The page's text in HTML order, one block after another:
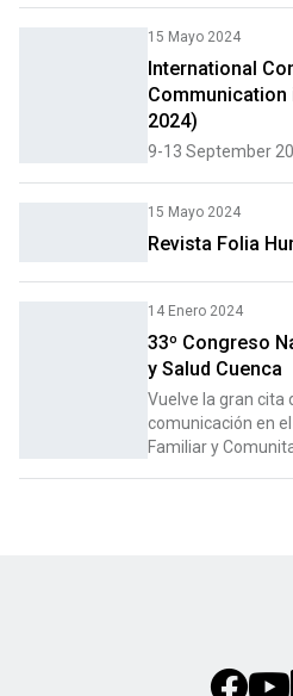
15 Mayo 2024
International
Communication
2024)
9-13 September
15 Mayo 2024
Revista Folia
14 Enero 2024
33º Congreso
y Salud Cuenca
Vuelve la gran cita
comunicación en
Familiar y